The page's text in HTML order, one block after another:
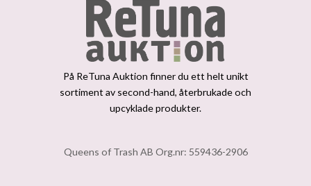
På ReTuna Auktion finner du ett helt unikt
sortiment av second-hand, återbrukade och
upcyklade produkter.
Queens of Trash AB Org.nr: 559436-2906